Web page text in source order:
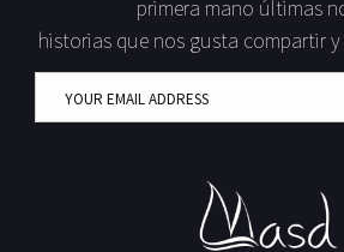
primera mano últimas
historias que nos gusta compartir